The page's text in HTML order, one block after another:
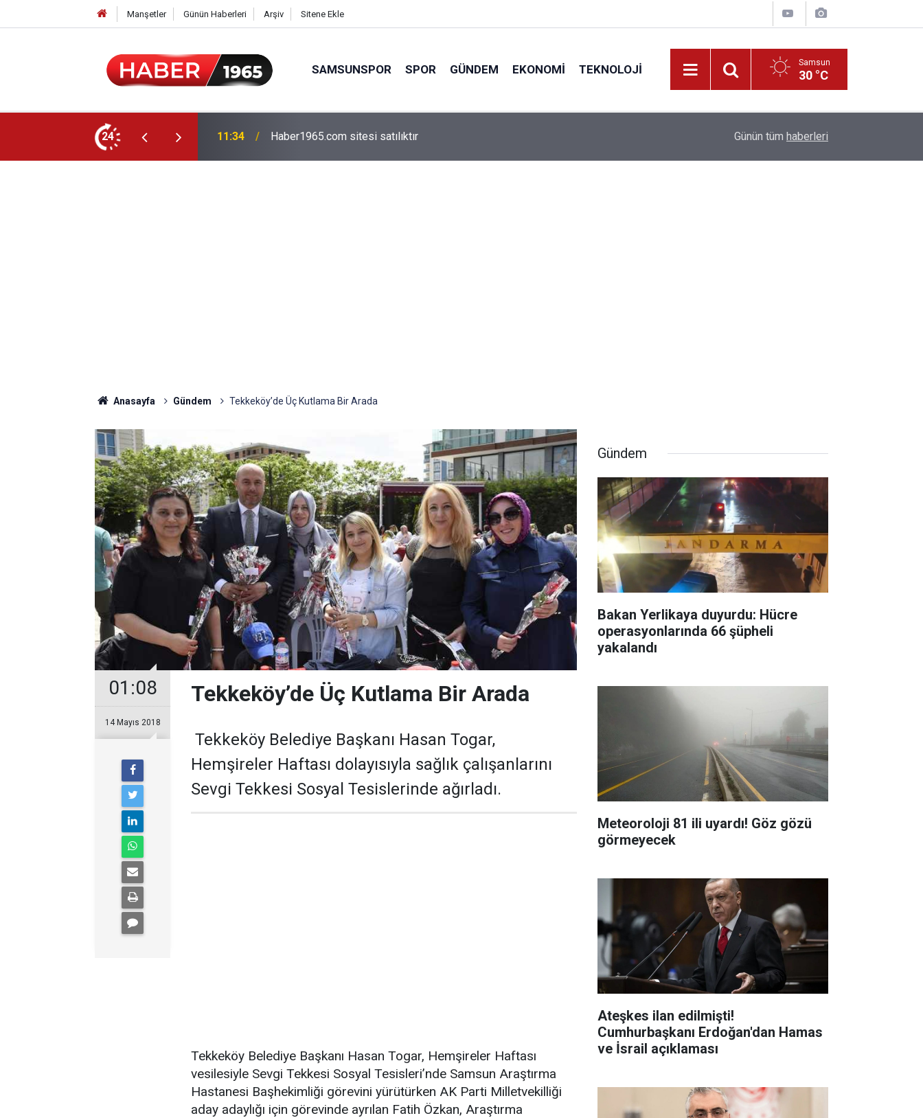
Manşetler Günün Haberleri Arşiv Sitene Ekle
SAMSUNSPOR SPOR GÜNDEM EKONOMI TEKNOLOJI Samsun
30 °C
24 15:52 Milyonlarca emekliyi ilgilendiriyor: Zamlı maaşlar hesaplarda Fahiş fiyatlar nedeniyle işletmelere 101 milyon
Günün tüm haberleri
Anasayfa Gündem Tekkeköy’de Üç Kutlama Bir Arada
01:08
14 Mayıs 2018
Tekkeköy’de Üç Kutlama Bir Arada
Tekkeköy Belediye Başkanı Hasan Togar,
Hemşireler Haftası dolayısıyla sağlık çalışanlarını
Sevgi Tekkesi Sosyal Tesislerinde ağırladı.
Tekkeköy Belediye Başkanı Hasan Togar, Hemşireler Haftası
vesilesiyle Sevgi Tekkesi Sosyal Tesisleri’nde Samsun Araştırma
Hastanesi Başhekimliği görevini yürütürken AK Parti Milletvekilliği
aday adaylığı için görevinde ayrılan Fatih Özkan, Araştırma
Gündem
Bakan Yerlikaya duyurdu: Hücre
operasyonlarında 66 şüpheli
yakalandı
Meteoroloji 81 ili uyardı! Göz gözü
görmeyecek
Ateşkes ilan edilmişti!
Cumhurbaşkanı Erdoğan'dan Hamas
ve İsrail açıklaması